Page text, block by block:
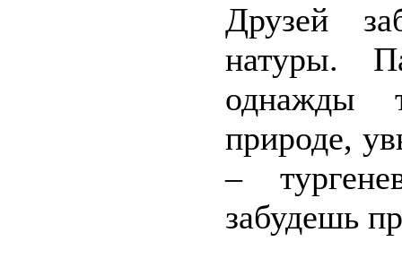
Друзей
натуры.
однажды
природе,
–
забудешь